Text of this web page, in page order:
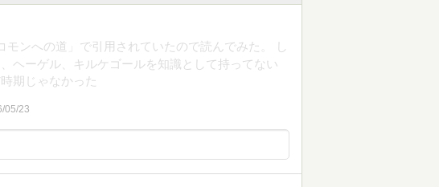
モンへの道」で引用されていたので読んでみた。 し
ヘーゲル、キルケゴールを知識として持ってない
期じゃなかった
05/23